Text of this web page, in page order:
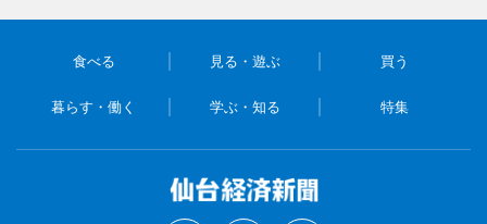
食べる 見る・遊ぶ 買う
暮らす・働く 学ぶ・知る 特集